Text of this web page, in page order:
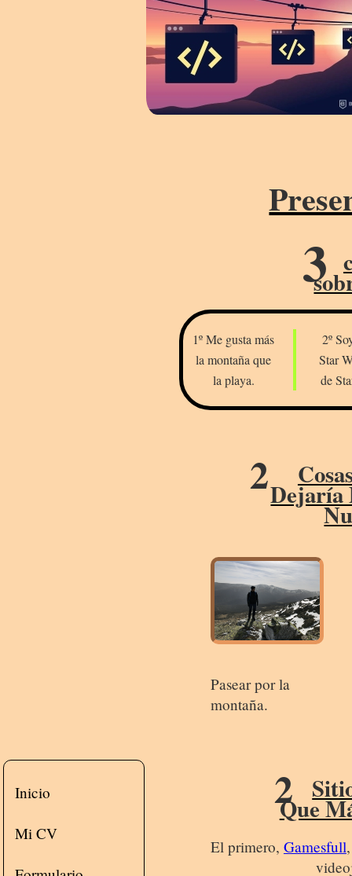
3
1º Me gusta más
la montaña que
la playa.
2º Soy fan de
Star
de
2Dejaría
Pasear por la
montaña.
2
Que
El primero, Gamesfull
Inicio
Mi CV